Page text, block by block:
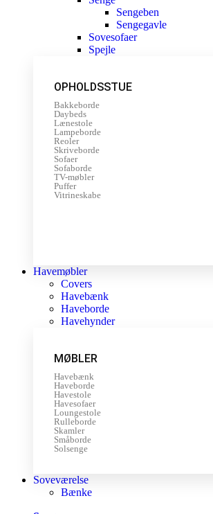
Sengeben
Sengegavle
Sovesofaer
Spejle
OPHOLDSSTUE
Bakkeborde
Daybeds
Lænestole
Lampeborde
Reoler
Skriveborde
Sofaer
Sofaborde
TV-møbler
Puffer
Vitrineskabe
Havemøbler
Covers
Havebænk
Haveborde
Havehynder
MØBLER
Havebænk
Haveborde
Havestole
Havesofaer
Loungestole
Rulleborde
Skamler
Småborde
Solsenge
Soveværelse
Bænke